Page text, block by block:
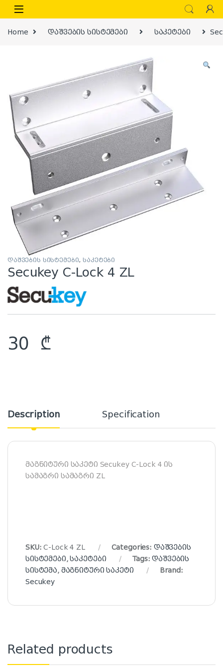
Skip to navigation
Skip to content
Home დაშვების სისტემები საკეტები
დაშვების სისტემები,საკეტები
Secukey C-Lock 4 ZL
30 ₾
Description Specification
მაგნიტური საკეტი Secukey C-Lock 4 ის
სამაგრი სამაგრი ZL
SKU:C-Lock 4 ZL Categories: დაშვების
სისტემები,საკეტები Tags:დაშვების
სისტემა, მაგნიტური საკეტი
Brand:
Secukey
Related products